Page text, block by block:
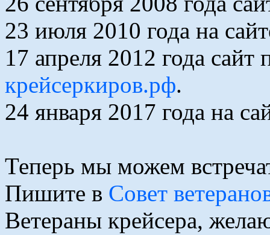
23 июля 2010 года на
17 апреля 2012 года
крейсеркиров.рф.
24 января 2017 года на
Теперь мы можем
Пишите в Совет
Ветераны крейсера,